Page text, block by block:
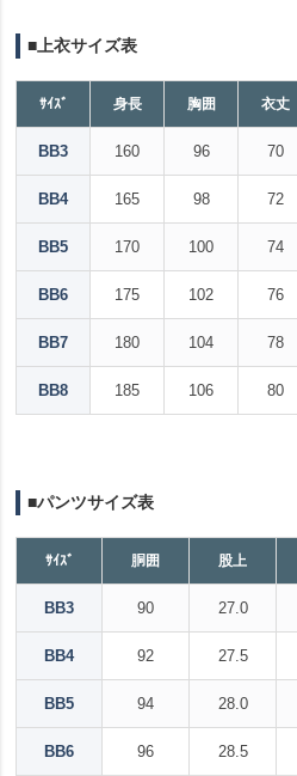
■上衣サイズ表
ｻｲｽﾞ 身長 胸囲 衣丈
BB3 160 96 70
BB4 165 98 72
BB5 170 100 74
BB6 175 102 76
BB7 180 104 78
BB8 185 106 80
■パンツサイズ表
ｻｲｽﾞ 胴囲 股上
BB3 90 27.0
BB4 92 27.5
BB5 94 28.0
BB6 96 28.5